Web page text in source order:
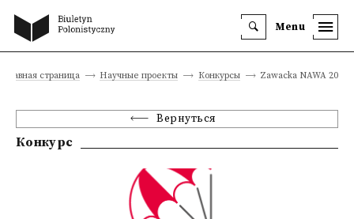
Menu
Главная страница Научные проекты Конкурсы Zawacka NAWA 2024/
Вернуться
Конкурс